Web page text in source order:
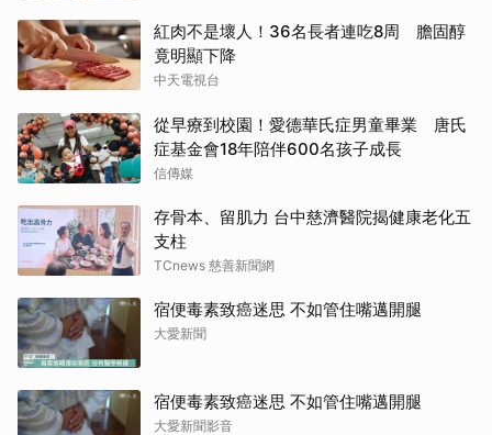
紅肉不是壞人！36名長者連吃8周 膽固醇
竟明顯下降
中天電視台
從早療到校園！愛德華氏症男童畢業 唐氏
症基金會18年陪伴600名孩子成長
信傳媒
存骨本、留肌力 台中慈濟醫院揭健康老化五
支柱
TCnews 慈善新聞網
宿便毒素致癌迷思 不如管住嘴邁開腿
大愛新聞
宿便毒素致癌迷思 不如管住嘴邁開腿
大愛新聞影音